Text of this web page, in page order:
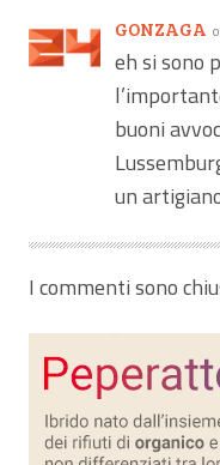
GONZAGA
eh si sono
buoni
un
I commenti sono